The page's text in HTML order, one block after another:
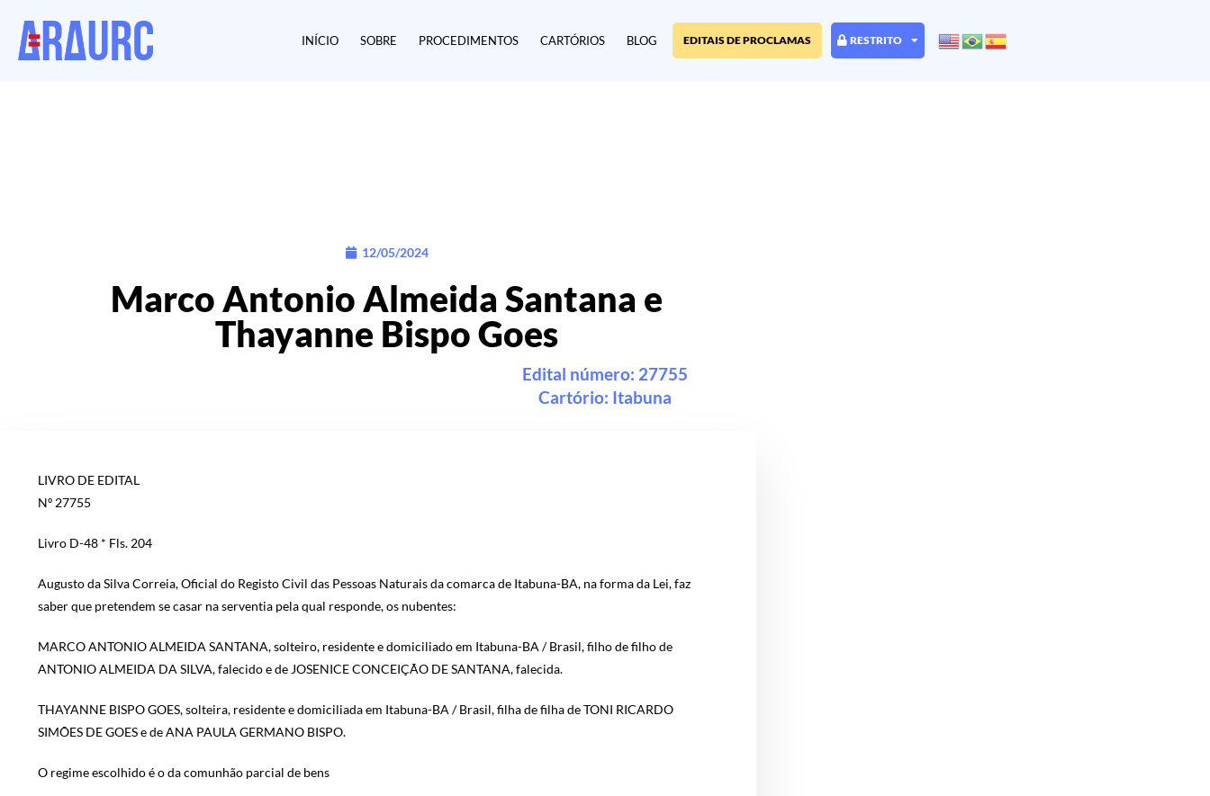
INÍCIO SOBRE PROCEDIMENTOS CARTÓRIOS BLOG EDITAIS DE PROCLAMAS RESTRITO
12/05/2024
Marco Antonio Almeida Santana e
Thayanne Bispo Goes
Edital número: 27755
Cartório: Itabuna
LIVRO DE EDITAL
Nº 27755
Livro D-48 * Fls. 204
Augusto da Silva Correia, Oficial do Registo Civil das Pessoas Naturais da comarca de Itabuna-BA, na forma da Lei, faz
saber que pretendem se casar na serventia pela qual responde, os nubentes:
MARCO ANTONIO ALMEIDA SANTANA, solteiro, residente e domiciliado em Itabuna-BA / Brasil, filho de filho de
ANTONIO ALMEIDA DA SILVA, falecido e de JOSENICE CONCEIÇÃO DE SANTANA, falecida.
THAYANNE BISPO GOES, solteira, residente e domiciliada em Itabuna-BA / Brasil, filha de filha de TONI RICARDO
SIMÕES DE GOES e de ANA PAULA GERMANO BISPO.
O regime escolhido é o da comunhão parcial de bens